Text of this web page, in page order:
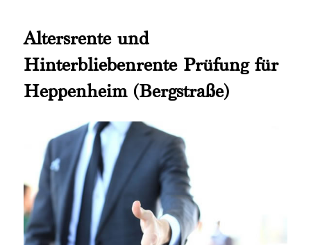
Altersrente und
Hinterbliebenrente Prüfung für
Heppenheim (Bergstraße)